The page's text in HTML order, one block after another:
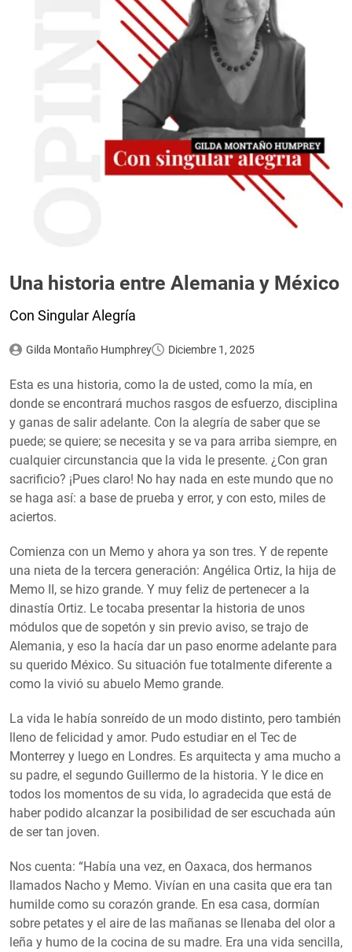
Una historia entre Alemania y México
Con Singular Alegría
Gilda Montaño Humphrey Diciembre 1, 2025
Esta es una historia, como la de usted, como la mía, en
donde se encontrará muchos rasgos de esfuerzo, disciplina
y ganas de salir adelante. Con la alegría de saber que se
puede; se quiere; se necesita y se va para arriba siempre, en
cualquier circunstancia que la vida le presente. ¿Con gran
sacrificio? ¡Pues claro! No hay nada en este mundo que no
se haga así: a base de prueba y error, y con esto, miles de
aciertos.
Comienza con un Memo y ahora ya son tres. Y de repente
una nieta de la tercera generación: Angélica Ortiz, la hija de
Memo II, se hizo grande. Y muy feliz de pertenecer a la
dinastía Ortiz. Le tocaba presentar la historia de unos
módulos que de sopetón y sin previo aviso, se trajo de
Alemania, y eso la hacía dar un paso enorme adelante para
su querido México. Su situación fue totalmente diferente a
como la vivió su abuelo Memo grande.
La vida le había sonreído de un modo distinto, pero también
lleno de felicidad y amor. Pudo estudiar en el Tec de
Monterrey y luego en Londres. Es arquitecta y ama mucho a
su padre, el segundo Guillermo de la historia. Y le dice en
todos los momentos de su vida, lo agradecida que está de
haber podido alcanzar la posibilidad de ser escuchada aún
de ser tan joven.
Nos cuenta: “Había una vez, en Oaxaca, dos hermanos
llamados Nacho y Memo. Vivían en una casita que era tan
humilde como su corazón grande. En esa casa, dormían
sobre petates y el aire de las mañanas se llenaba del olor a
leña y humo de la cocina de su madre. Era una vida sencilla,